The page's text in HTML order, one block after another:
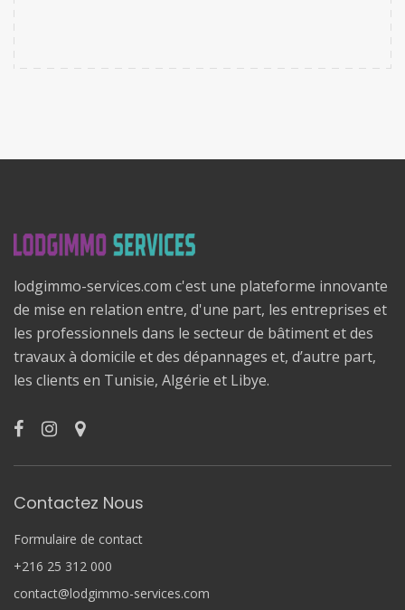
lodgimmo-services.com c'est une plateforme innovante
de mise en relation entre, d'une part, les entreprises et
les professionnels dans le secteur de bâtiment et des
travaux à domicile et des dépannages et, d’autre part,
les clients en Tunisie, Algérie et Libye.
Contactez Nous
Formulaire de contact
+216 25 312 000
contact@lodgimmo-services.com